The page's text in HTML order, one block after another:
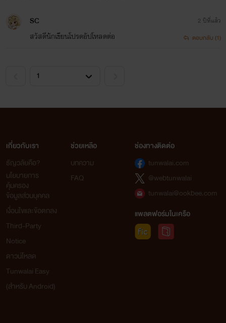
SC
สวัสดีนักเขียนโปรดอัปโหลดต่อ
2 ปีที่แล้ว
ตอบกลับ (1)
เกี่ยวกับเรา
ธัญวลัยคือ?
นโยบายการ
คุ้มครอง
ข้อมูลส่วนบุคคล
เงื่อนไขและข้อตกลง
Third-Party
Notice
ดาวน์โหลด
Tunwalai Easy
(สำหรับ Android)
ช่วยเหลือ
บทความ
FAQ
ช่องทางติดต่อ
tunwalai.com
@webtunwalai
tunwalai@ookbee.com
แพลตฟอร์มในเครือ